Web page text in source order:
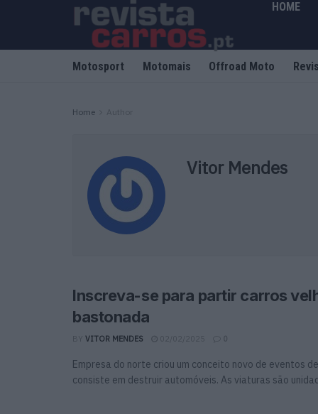
HOME
Motosport Motomais Offroad Moto
Home Author
Vitor Mendes
Inscreva-se para partir carros
bastonada
BY VITOR MENDES 0
Empresa do norte criou um conceito novo de eventos
consiste em destruir automóveis. As viaturas são